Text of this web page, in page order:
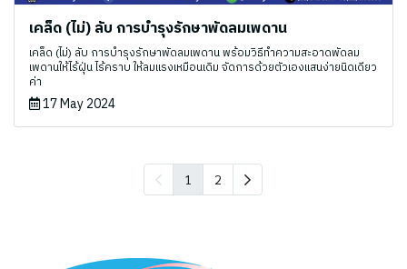
เคล็ด (ไม่) ลับ การบํารุงรักษาพัดลมเพดาน
เคล็ด (ไม่) ลับ การบํารุงรักษาพัดลมเพดาน พร้อมวิธีทำความสะอาดพัดลม
เพดานให้ไร้ฝุ่น ไร้คราบ ให้ลมแรงเหมือนเดิม จัดการด้วยตัวเองแสนง่ายนิดเดียว
ค่า
17 May 2024
1 2